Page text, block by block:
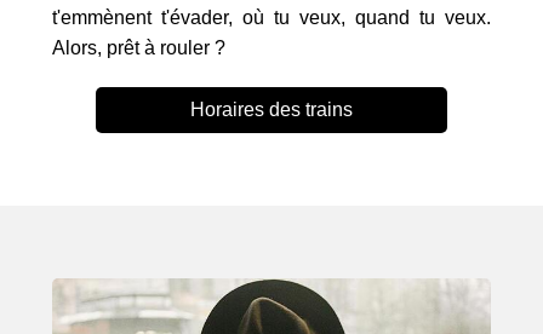
t'emmènent t'évader, où tu veux, quand tu veux.
Alors, prêt à rouler ?
Horaires des trains